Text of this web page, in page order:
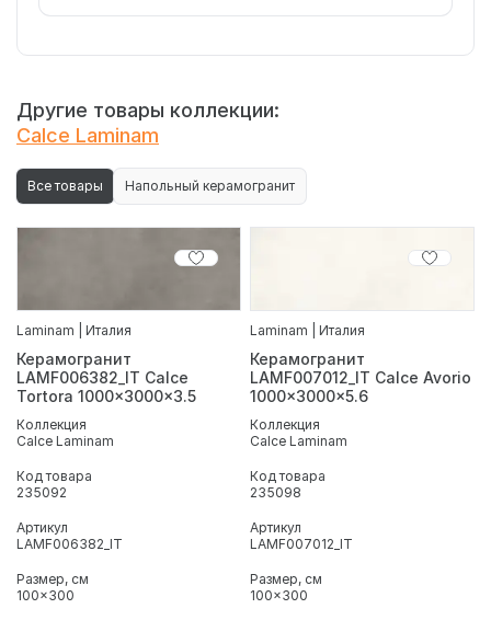
Другие товары коллекции:
Calce Laminam
Все товары Напольный керамогранит
Laminam | Италия
Керамогранит
LAMF006382_IT Calce
Tortora 1000x3000x3.5
Коллекция
Calce Laminam
Код товара
235092
Артикул
LAMF006382_IT
Размер, см
100x300
Laminam | Италия
Керамогранит
LAMF007012_IT Calce Avorio
1000x3000x5.6
Коллекция
Calce Laminam
Код товара
235098
Артикул
LAMF007012_IT
Размер, см
100x300